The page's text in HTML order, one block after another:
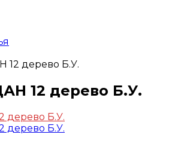
12 дерево Б.У.
12 дерево Б.У.